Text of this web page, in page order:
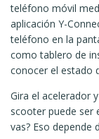
teléfono móvil
aplicación Y-
teléfono en la
como tablero de
conocer el estado
Gira el acelerador
scooter puede ser
vas? Eso depende